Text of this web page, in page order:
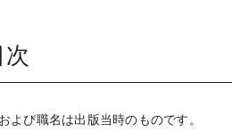
次
よび職名は出版当時のものです。